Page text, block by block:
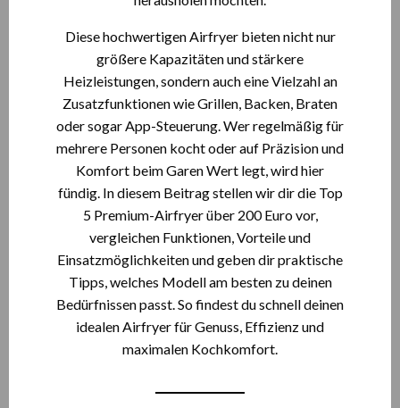
Diese hochwertigen Airfryer bieten nicht nur
größere Kapazitäten und stärkere
Heizleistungen, sondern auch eine Vielzahl an
Zusatzfunktionen wie Grillen, Backen, Braten
oder sogar App-Steuerung. Wer regelmäßig für
mehrere Personen kocht oder auf Präzision und
Komfort beim Garen Wert legt, wird hier
fündig. In diesem Beitrag stellen wir dir die Top
5 Premium-Airfryer über 200 Euro vor,
vergleichen Funktionen, Vorteile und
Einsatzmöglichkeiten und geben dir praktische
Tipps, welches Modell am besten zu deinen
Bedürfnissen passt. So findest du schnell deinen
idealen Airfryer für Genuss, Effizienz und
maximalen Kochkomfort.